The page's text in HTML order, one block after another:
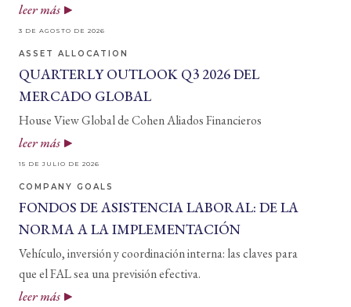
leer más
3 DE AGOSTO DE 2026
ASSET ALLOCATION
QUARTERLY OUTLOOK Q3 2026 DEL
MERCADO GLOBAL
House View Global de Cohen Aliados Financieros
leer más
15 DE JULIO DE 2026
COMPANY GOALS
FONDOS DE ASISTENCIA LABORAL: DE LA
NORMA A LA IMPLEMENTACIÓN
Vehículo, inversión y coordinación interna: las claves para
que el FAL sea una previsión efectiva.
leer más